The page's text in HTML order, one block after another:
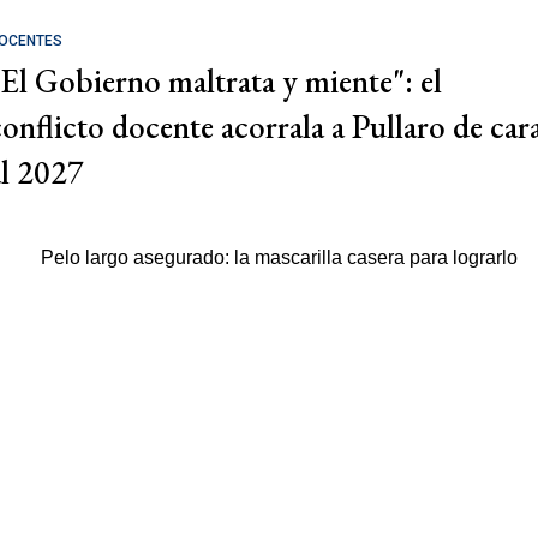
Gobierno maltrata y miente": el
docente acorrala a Pullaro de
2027